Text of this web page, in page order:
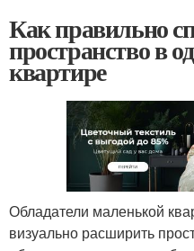
Как правильно
пространство в
квартире
Обладатели маленькой
визуально расширить